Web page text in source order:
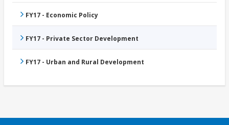
FY17 - Economic Policy
FY17 - Private Sector Development
FY17 - Urban and Rural Development